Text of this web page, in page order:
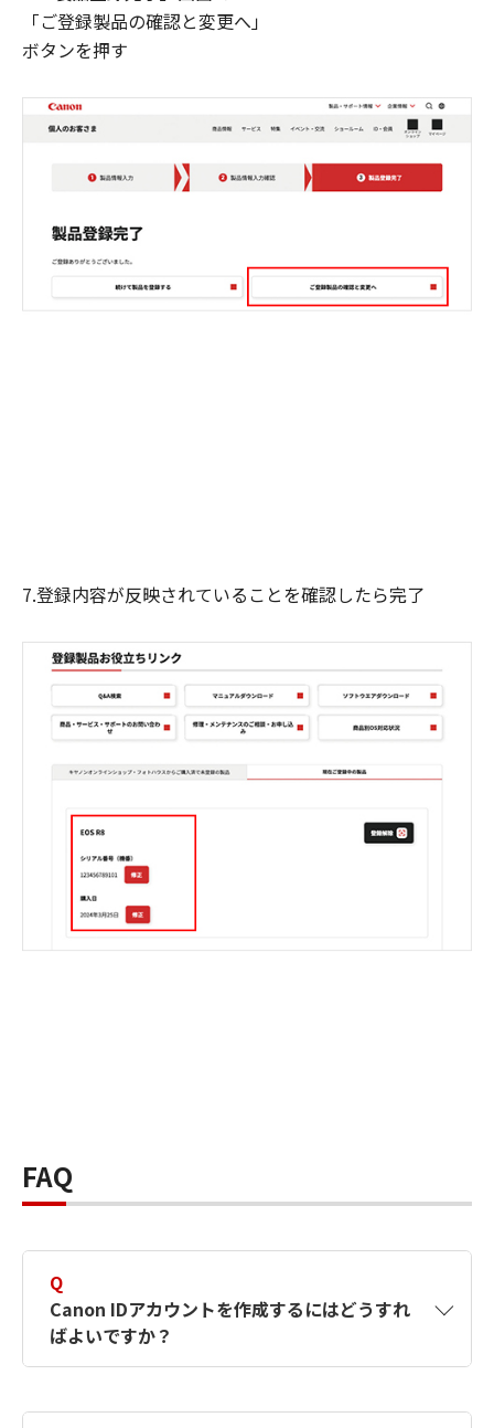
「ご登録製品の確認と変更へ」
ボタンを押す
7.登録内容が反映されていることを確認したら完了
FAQ
Q
Canon IDアカウントを作成するにはどうすれ
ばよいですか？